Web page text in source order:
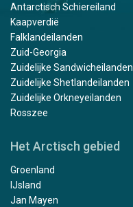
Antarctisch Schiereiland
Kaapverdië
Falklandeilanden
Zuid-Georgia
Zuidelijke Sandwicheilanden
Zuidelijke Shetlandeilanden
Zuidelijke Orkneyeilanden
Rosszee
Het Arctisch gebied
Groenland
IJsland
Jan Mayen